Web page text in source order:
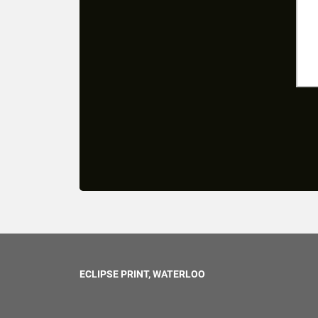
ECLIPSE PRINT, WATERLOO